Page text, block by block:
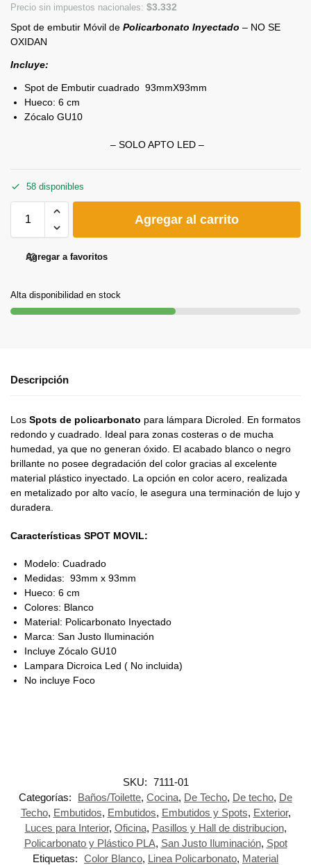
Precio sin impuestos nacionales: $3.332
Spot de embutir Móvil de Policarbonato Inyectado – NO SE
OXIDAN
Incluye:
Spot de Embutir cuadrado 93mmX93mm
Hueco: 6 cm
Zócalo GU10
– SOLO APTO LED –
58 disponibles
Agregar al carrito
Agregar a favoritos
Alta disponibilidad en stock
Descripción
Los Spots de policarbonato para lámpara Dicroled. En formatos
redondo y cuadrado. Ideal para zonas costeras o de mucha
humedad, ya que no generan óxido. El acabado blanco o negro
brillante no posee degradación del color gracias al excelente
material plástico inyectado. La opción en color acero, realizada
en metalizado por alto vacío, le asegura una terminación de lujo y
duradera.
Características SPOT MOVIL:
Modelo: Cuadrado
Medidas: 93mm x 93mm
Hueco: 6 cm
Colores: Blanco
Material: Policarbonato Inyectado
Marca: San Justo Iluminación
Incluye Zócalo GU10
Lampara Dicroica Led ( No incluida)
No incluye Foco
SKU: 7111-01
Categorías:
Baños/Toilette, Cocina, De Techo, De techo, De
Techo, Embutidos, Embutidos, Embutidos y Spots, Exterior,
Luces para Interior, Oficina, Pasillos y Hall de distribucion,
Policarbonato y Plástico PLA, San Justo Iluminación, Spot
Etiquetas: Color Blanco, Linea Policarbonato, Material